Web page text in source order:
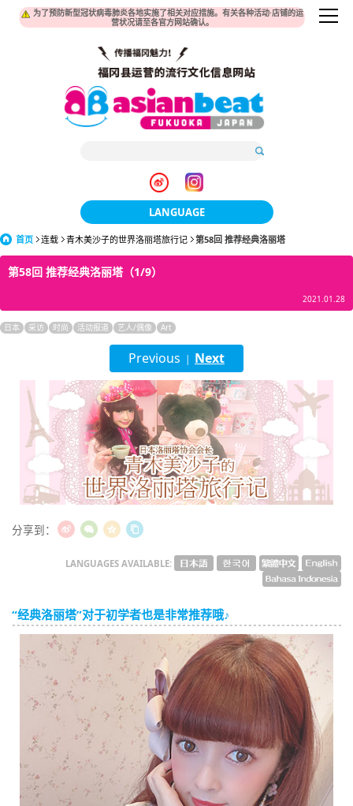
为了预防新型冠状病毒肺炎各地实施了相关对应措施。有关各种活动·店铺的运
营状况请至各官方网站确认。
LANGUAGE
日本語
繁體中文
English
ภาษาไทย
tiéng Viêt
Bahasa Indonesia
首页 连载 青木美沙子的世界洛丽塔旅行记 第58回 推荐经典洛丽塔
第58回 推荐经典洛丽塔（1/9）
2021.01.28
日本 采访 时尚 活动报道 艺人/偶像 Art
Previous | Next
分享到：
LANGUAGES AVAILABLE:
“经典洛丽塔”对于初学者也是非常推荐哦♪